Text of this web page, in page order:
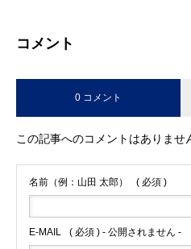
コメント
0 コメント
この記事へのコメントはありませ
名前（例：山田 太郎） ( 必須 )
E-MAIL ( 必須 ) - 公開されません -